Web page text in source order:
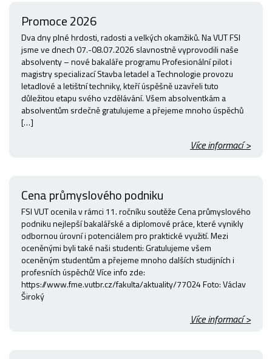
Promoce 2026
Dva dny plné hrdosti, radosti a velkých okamžiků. Na VUT FSI
jsme ve dnech 07.-08.07.2026 slavnostně vyprovodili naše
absolventy – nové bakaláře programu Profesionální pilot i
magistry specializací Stavba letadel a Technologie provozu
letadlové a letištní techniky, kteří úspěšně uzavřeli tuto
důležitou etapu svého vzdělávání. Všem absolventkám a
absolventům srdečně gratulujeme a přejeme mnoho úspěchů
[…]
Více informací >
Cena průmyslového podniku
FSI VUT ocenila v rámci 11. ročníku soutěže Cena průmyslového
podniku nejlepší bakalářské a diplomové práce, které vynikly
odbornou úrovní i potenciálem pro praktické využití. Mezi
oceněnými byli také naši studenti: Gratulujeme všem
oceněným studentům a přejeme mnoho dalších studijních i
profesních úspěchů! Více info zde:
https://www.fme.vutbr.cz/fakulta/aktuality/77024 Foto: Václav
Široký
Více informací >